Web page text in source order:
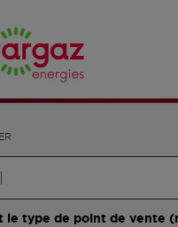
type de point de vente